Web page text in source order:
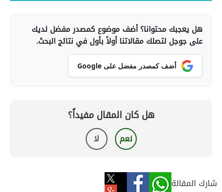
هل يعجبك محتوانا؟ أضف موضوع كمصدر مفضل لديك
على جوجل لتصلك مقالاتنا أولاً بأول في نتائج البحث.
أضف كمصدر مفضل على Google
هل كان المقال مفيداً؟
نعم لا
شارك المقالة